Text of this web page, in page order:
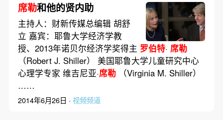
席勒和他的贤内助
主持人：财新传媒总编辑 胡舒
立 嘉宾：耶鲁大学经济学教
授、2013年诺贝尔经济学奖得主 罗伯特· 席勒
（Robert J. Shiller） 美国耶鲁大学儿童研究中心
心理学专家 维吉尼亚·席勒（Virginia M. Shiller）
……
2014年6月26日 · 视频频道